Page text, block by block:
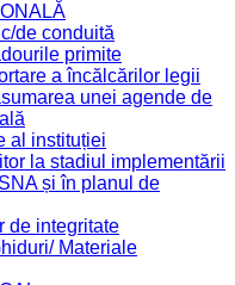
de conduită
primite
a încălcărilor legii
unei agende de
al instituției
la stadiul implementării
și în planul de
de integritate
Materiale